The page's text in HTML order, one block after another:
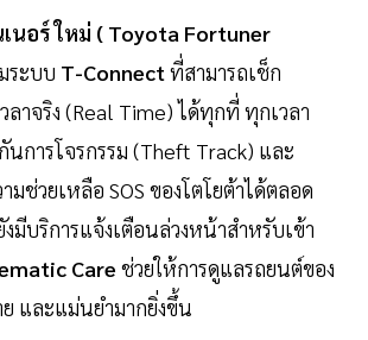
นอร์ ใหม่ ( Toyota Fortuner
ระบบ T-Connectที่สามารถเช็ก
ลาจริง (Real Time) ได้ทุกที่ ทุกเวลา
นการโจรกรรม (Theft Track) และ
มช่วยเหลือ SOS ของโตโยต้าได้ตลอด
มีบริการแจ้งเตือนล่วงหน้าสำหรับเข้า
Care ช่วยให้การดูแลรถยนต์ของ
ย และแม่นยำมากยิ่งขึ้น